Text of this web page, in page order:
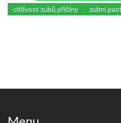
citlivost zubů příčiny
zubní